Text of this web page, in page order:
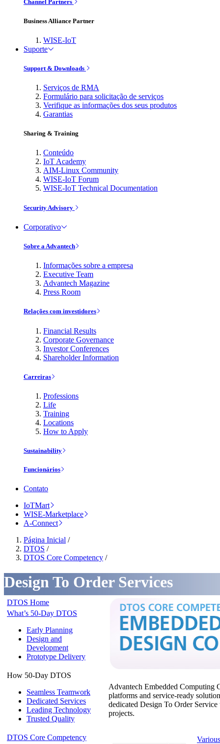
Channel Partners
Business Alliance Partner
WISE-IoT
Suporte
Support & Downloads
Serviços de RMA
Formulário para solicitação de serviços
Verifique as informações dos seus produtos
Garantias
Sharing & Training
Conteúdo
IoT Academy
AIM-Linux Community
WISE-IoT Forum
WISE-IoT Technical Documentation
Security Advisory
Corporativo
Sobre a Advantech
Informações sobre a empresa
Executive Team
Advantech Magazine
Press Room
Relações com investidores
Financial Results
Corporate Governance
Investor Conferences
Shareholder Information
Carreiras
Professions
Life
Training
Locations
How to Apply
Sustainability
Funcionários
Contato
IoTMart
WISE-Marketplace
A-Connect
Página Inicial /
DTOS /
DTOS Core Competency /
Design To Order Services
DTOS Home
What’s 50-Day DTOS
Early Planning
Design and
Development
Prototype Delivery
How 50-Day DTOS
Seamless Teamwork
Dedicated Services
Leading Technology
Trusted Quality
DTOS Core Competency
Advantech Embedded Computing
platforms and service-ready
dedicated Design To Order
projects.